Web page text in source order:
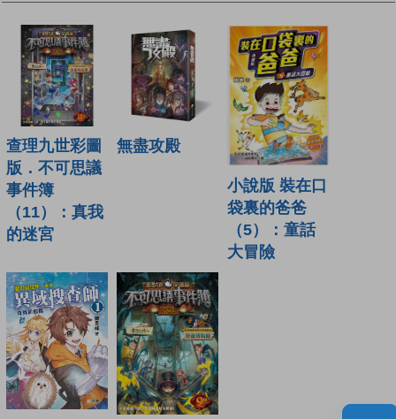
查理九世彩圖
版．不可思議
事件簿
（11）：真我
的迷宮
無盡攻殿
小說版 裝在口
袋裏的爸爸
（5）：童話
大冒險